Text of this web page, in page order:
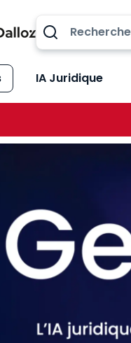
IA Juridique